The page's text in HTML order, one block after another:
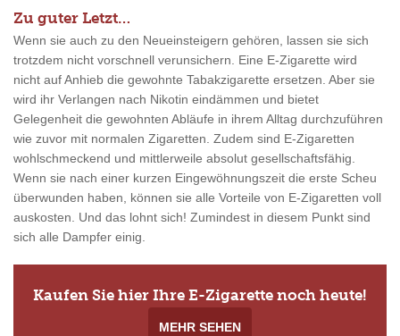
Zu guter Letzt…
Wenn sie auch zu den Neueinsteigern gehören, lassen sie sich
trotzdem nicht vorschnell verunsichern. Eine E-Zigarette wird
nicht auf Anhieb die gewohnte Tabakzigarette ersetzen. Aber sie
wird ihr Verlangen nach Nikotin eindämmen und bietet
Gelegenheit die gewohnten Abläufe in ihrem Alltag durchzuführen
wie zuvor mit normalen Zigaretten. Zudem sind E-Zigaretten
wohlschmeckend und mittlerweile absolut gesellschaftsfähig.
Wenn sie nach einer kurzen Eingewöhnungszeit die erste Scheu
überwunden haben, können sie alle Vorteile von E-Zigaretten voll
auskosten. Und das lohnt sich! Zumindest in diesem Punkt sind
sich alle Dampfer einig.
Kaufen Sie hier Ihre E-Zigarette noch heute!
MEHR SEHEN